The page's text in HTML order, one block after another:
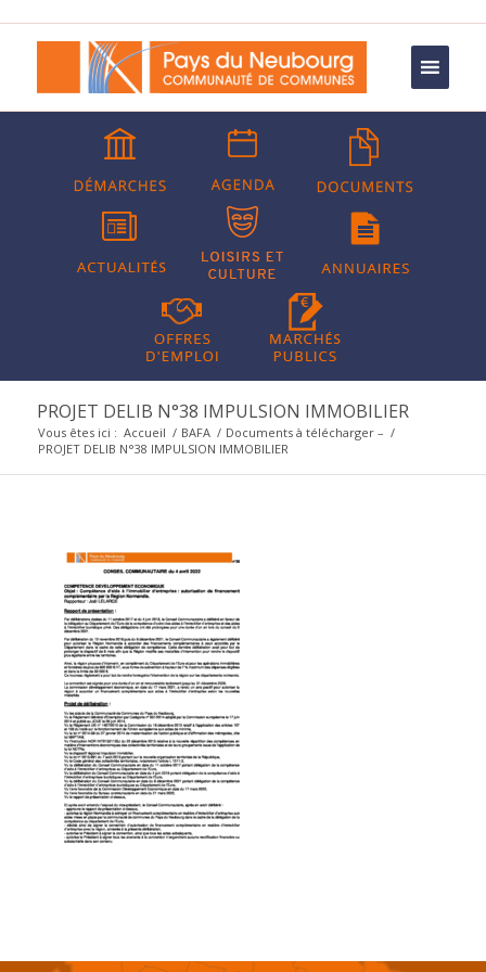
PROJET DELIB N°38 IMPULSION IMMOBILIER
Vous êtes ici : Accueil / BAFA / Documents à télécharger – /
PROJET DELIB N°38 IMPULSION IMMOBILIER